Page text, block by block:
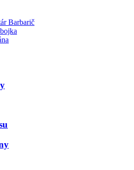
Barbarič